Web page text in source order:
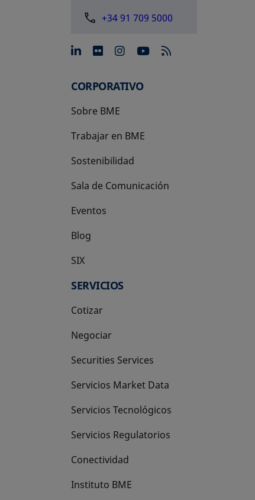
+34 91 709 5000
se abre en una pestaña
se abre en una
se abre en una
se abre en una
CORPORATIVO
Sobre BME
Trabajar en BME
Sostenibilidad
Sala de Comunicación
Eventos
Blog
SIX
se abre en una pestaña nueva
SERVICIOS
Cotizar
Negociar
Securities Services
Servicios Market Data
Servicios Tecnológicos
Servicios Regulatorios
Conectividad
Instituto BME
se abre en una pestaña nueva